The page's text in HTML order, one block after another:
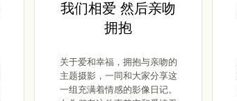
我们相爱 然后亲吻
拥抱
关于爱和幸福，拥抱与亲吻的
主题摄影，一同和大家分享这
一组充满着情感的影像日记。